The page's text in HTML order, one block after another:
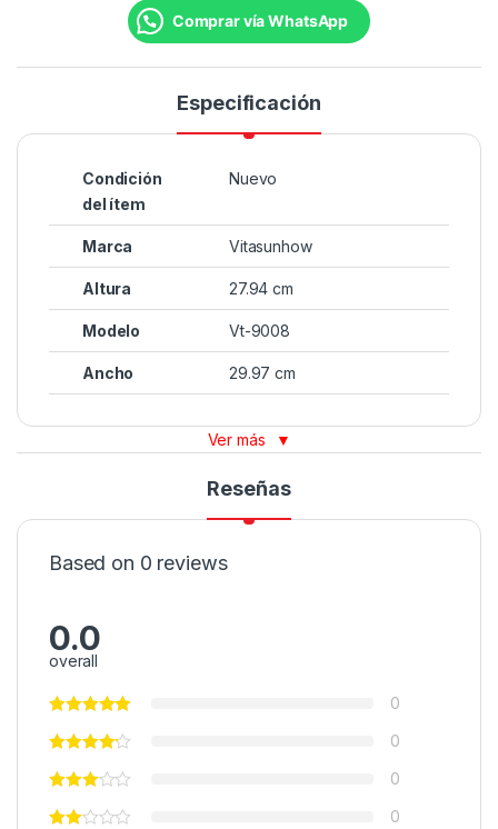
Comprar vía WhatsApp
Especificación
Condición
del ítem
Nuevo
Marca Vitasunhow
Altura 27.94 cm
Modelo Vt-9008
Ancho 29.97 cm
Ver más ▼
Reseñas
Based on 0 reviews
0.0
overall
0
0
0
0